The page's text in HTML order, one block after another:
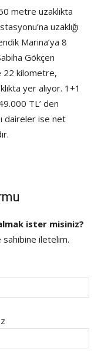
metre uzaklıkta
uzaklığı
Marina’ya 8
Gökçen
22 kilometre,
yer alıyor. 1+1
TL’ den
daireler ise net
ister misiniz?
sahibine iletelim.